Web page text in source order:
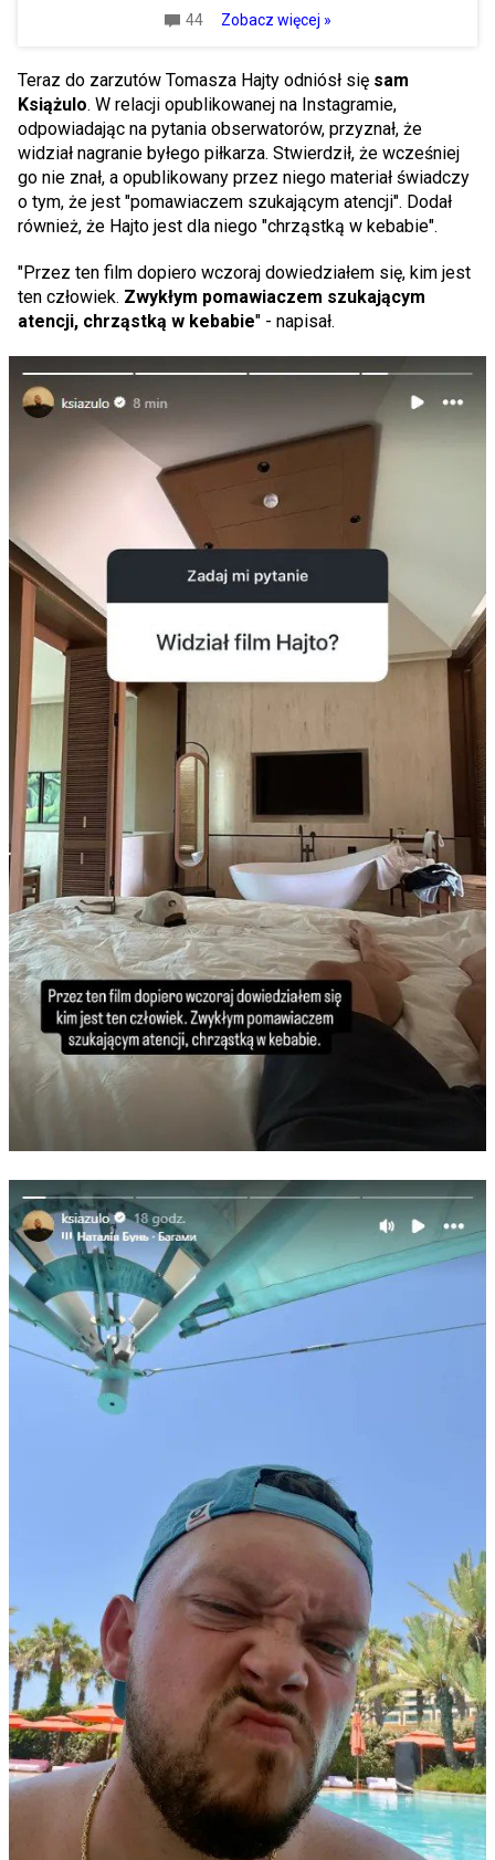
44 Zobacz więcej »
Teraz do zarzutów Tomasza Hajty odniósł się sam
Książulo. W relacji opublikowanej na Instagramie,
odpowiadając na pytania obserwatorów, przyznał, że
widział nagranie byłego piłkarza. Stwierdził, że wcześniej
go nie znał, a opublikowany przez niego materiał świadczy
o tym, że jest "pomawiaczem szukającym atencji". Dodał
również, że Hajto jest dla niego "chrząstką w kebabie".
"Przez ten film dopiero wczoraj dowiedziałem się, kim jest
ten człowiek. Zwykłym pomawiaczem szukającym
atencji, chrząstką w kebabie" - napisał.